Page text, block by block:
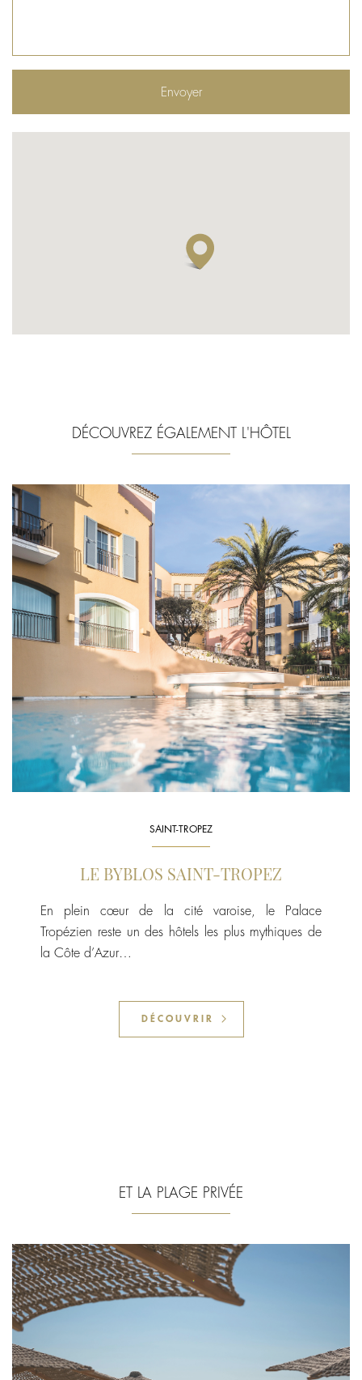
DÉCOUVREZ ÉGALEMENT L'HÔTEL
SAINT-TROPEZ
LE BYBLOS SAINT-TROPEZ
En plein cœur de la cité varoise, le Palace
Tropézien reste un des hôtels les plus mythiques de
la Côte d’Azur…
DÉCOUVRIR
ET LA PLAGE PRIVÉE